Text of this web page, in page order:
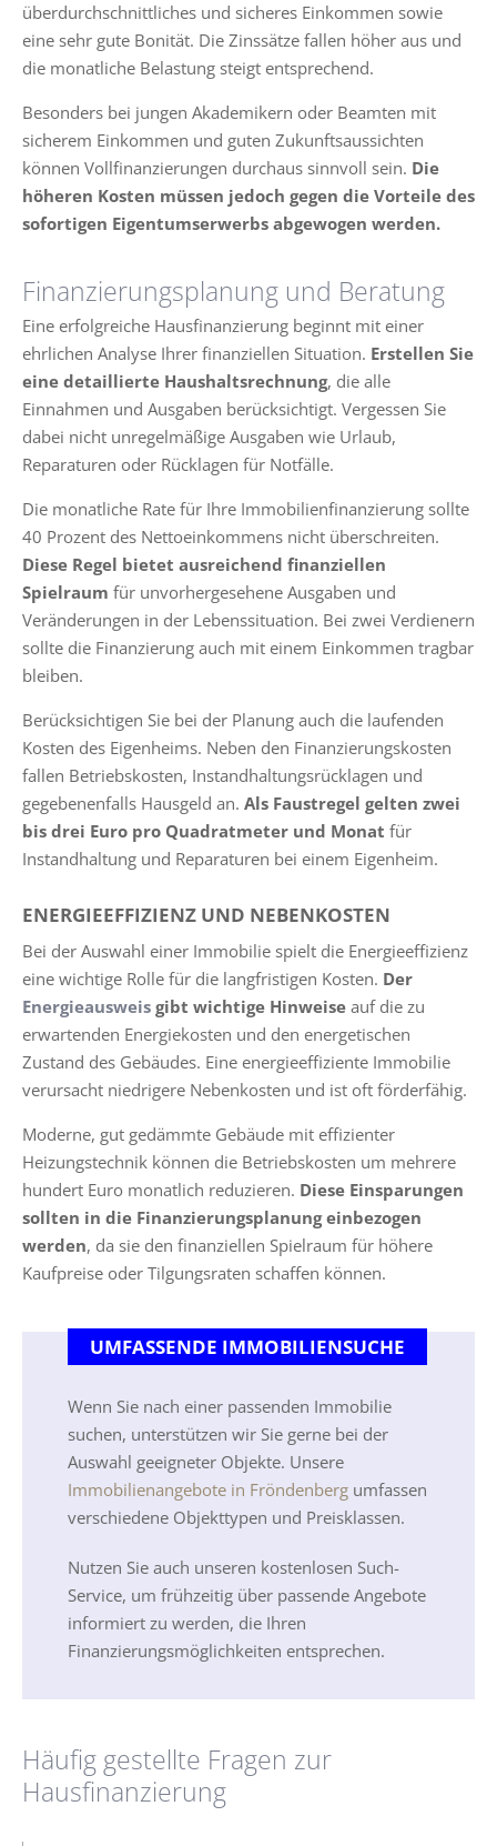
überdurchschnittliches und sicheres Einkommen sowie
eine sehr gute Bonität. Die Zinssätze fallen höher aus und
die monatliche Belastung steigt entsprechend.
Besonders bei jungen Akademikern oder Beamten mit
sicherem Einkommen und guten Zukunftsaussichten
können Vollfinanzierungen durchaus sinnvoll sein. Die
höheren Kosten müssen jedoch gegen die Vorteile des
sofortigen Eigentumserwerbs abgewogen werden.
Finanzierungsplanung und Beratung
Eine erfolgreiche Hausfinanzierung beginnt mit einer
ehrlichen Analyse Ihrer finanziellen Situation. Erstellen Sie
eine detaillierte Haushaltsrechnung, die alle
Einnahmen und Ausgaben berücksichtigt. Vergessen Sie
dabei nicht unregelmäßige Ausgaben wie Urlaub,
Reparaturen oder Rücklagen für Notfälle.
Die monatliche Rate für Ihre Immobilienfinanzierung sollte
40 Prozent des Nettoeinkommens nicht überschreiten.
Diese Regel bietet ausreichend finanziellen
Spielraum für unvorhergesehene Ausgaben und
Veränderungen in der Lebenssituation. Bei zwei Verdienern
sollte die Finanzierung auch mit einem Einkommen tragbar
bleiben.
Berücksichtigen Sie bei der Planung auch die laufenden
Kosten des Eigenheims. Neben den Finanzierungskosten
fallen Betriebskosten, Instandhaltungsrücklagen und
gegebenenfalls Hausgeld an. Als Faustregel gelten zwei
bis drei Euro pro Quadratmeter und Monat für
Instandhaltung und Reparaturen bei einem Eigenheim.
ENERGIEEFFIZIENZ UND NEBENKOSTEN
Bei der Auswahl einer Immobilie spielt die Energieeffizienz
eine wichtige Rolle für die langfristigen Kosten. Der
Energieausweis gibt wichtige Hinweise auf die zu
erwartenden Energiekosten und den energetischen
Zustand des Gebäudes. Eine energieeffiziente Immobilie
verursacht niedrigere Nebenkosten und ist oft förderfähig.
Moderne, gut gedämmte Gebäude mit effizienter
Heizungstechnik können die Betriebskosten um mehrere
hundert Euro monatlich reduzieren. Diese Einsparungen
sollten in die Finanzierungsplanung einbezogen
werden, da sie den finanziellen Spielraum für höhere
Kaufpreise oder Tilgungsraten schaffen können.
UMFASSENDE IMMOBILIENSUCHE
Wenn Sie nach einer passenden Immobilie
suchen, unterstützen wir Sie gerne bei der
Auswahl geeigneter Objekte. Unsere
Immobilienangebote in Fröndenberg umfassen
verschiedene Objekttypen und Preisklassen.
Nutzen Sie auch unseren kostenlosen Such-
Service, um frühzeitig über passende Angebote
informiert zu werden, die Ihren
Finanzierungsmöglichkeiten entsprechen.
Häufig gestellte Fragen zur
Hausfinanzierung